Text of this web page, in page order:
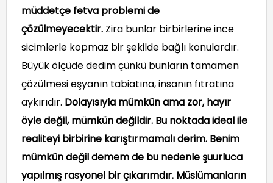
müddetçe fetva problemi de
çözülmeyecektir. Zira bunlar birbirlerine ince
sicimlerle kopmaz bir şekilde bağlı konulardır.
Büyük ölçüde dedim çünkü bunların tamamen
çözülmesi eşyanın tabiatına, insanın fıtratına
aykırıdır. Dolayısıyla mümkün ama zor, hayır
öyle değil, mümkün değildir. Bu noktada ideal ile
realiteyi birbirine karıştırmamalı derim. Benim
mümkün değil demem de bu nedenle şuurluca
yapılmış rasyonel bir çıkarımdır. Müslümanların